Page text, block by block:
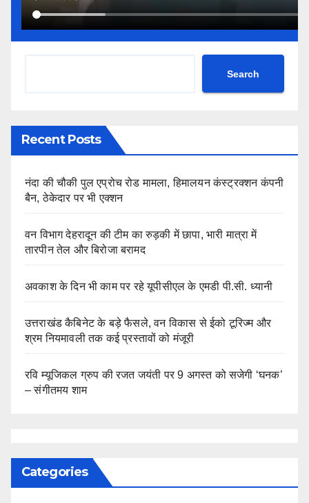
Search
Recent Posts
नंदा की चौकी पुल एप्रोच रोड मामला, हिमालयन कंस्ट्रक्शन कंपनी
बैन, ठेकेदार पर भी एक्शन
वन विभाग देहरादून की टीम का रुड़की में छापा, भारी मात्रा में
तारपीन तेल और बिरोजा बरामद
अवकाश के दिन भी काम पर रहे यूपीसीएल के एमडी पी.सी. ध्यानी
उत्तराखंड कैबिनेट के बड़े फैसले, वन विकास से ईको टूरिज्म और
श्रम नियमावली तक कई प्रस्तावों को मंजूरी
रवि म्यूजिकल ग्रुप की रजत जयंती पर 9 अगस्त को सजेगी ‘घनक’
– संगीतमय शाम
Categories